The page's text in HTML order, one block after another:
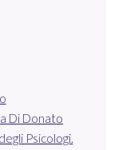
Di Donato
Psicologi.